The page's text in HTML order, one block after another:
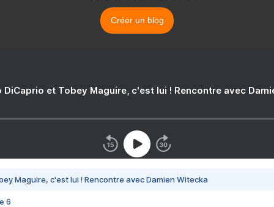
Créer un blog
DiCaprio et Tobey Maguire, c'est lui ! Rencontre avec
Maguire, c'est lui ! Rencontre avec Damien Witecka
6